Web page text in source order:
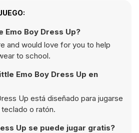
Emo Boy Dress Up?
and would love for you to help
to school.
Emo Boy Dress Up en
Up está diseñado para jugarse
o ratón.
Up se puede jugar gratis?